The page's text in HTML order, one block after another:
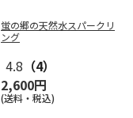
蛍の郷の天然水スパークリ
ング
4.8 （4）
2,600円
(送料・税込)